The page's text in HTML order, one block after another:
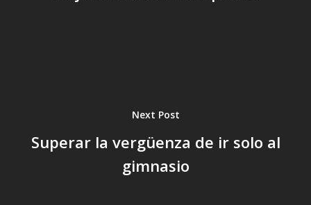
Next Post
Superar la vergüenza de ir solo al
gimnasio